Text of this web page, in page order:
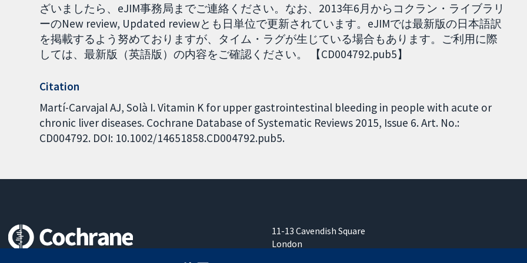
ざいましたら、eJIM事務局までご連絡ください。なお、2013年6月からコクラン・ライブラリ
ーのNew review, Updated reviewとも日単位で更新されています。eJIMでは最新版の日本語訳
を掲載するよう努めておりますが、タイム・ラグが生じている場合もあります。ご利用に際
しては、最新版（英語版）の内容をご確認ください。 【CD004792.pub5】
Citation
Martí-Carvajal AJ, Solà I. Vitamin K for upper gastrointestinal bleeding in people with acute or
chronic liver diseases. Cochrane Database of Systematic Reviews 2015, Issue 6. Art. No.:
CD004792. DOI: 10.1002/14651858.CD004792.pub5.
11-13 Cavendish Square
London